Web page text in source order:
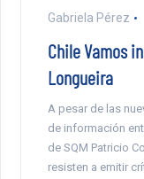
Gabriela Pérez
Chile Vamos
Longueira
A pesar de las
de información
de SQM Patricio
resisten a emitir